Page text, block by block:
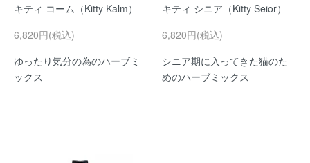
キティ コーム（Kitty Kalm）
6,820円(税込)
ゆったり気分の為のハーブミ
ックス
キティ シニア（Kitty Seior）
6,820円(税込)
シニア期に入ってきた猫のた
めのハーブミックス